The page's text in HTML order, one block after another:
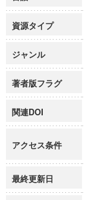
資源タイプ
ジャンル
著者版フラグ
関連DOI
アクセス条件
最終更新日